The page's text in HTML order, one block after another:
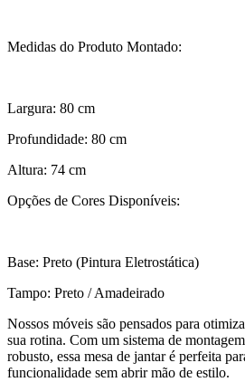
Medidas do Produto Montado:
Largura: 80 cm
Profundidade: 80 cm
Altura: 74 cm
Opções de Cores Disponíveis:
Base: Preto (Pintura Eletrostática)
Tampo: Preto / Amadeirado
Nossos móveis são pensados para
sua rotina. Com um sistema de
robusto, essa mesa de jantar é perfeita
funcionalidade sem abrir mão de estilo.